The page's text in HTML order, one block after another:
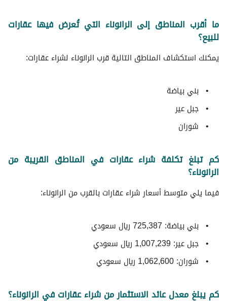
ما أقرب المناطق إلى الرانوناء التي تُعرض فيها عقارات
للبيع؟
يمكنك استكشاف المناطق التالية قرب الرانوناء لشراء عقارات:
بني بياضة
جبل عير
شوران
كم تبلغ تكلفة شراء عقارات في المناطق القريبة من
الرانوناء؟
فيما يلي متوسط ​​أسعار شراء عقارات بالقرب من الرانوناء:
بني بياضة: 725,387 ريال سعودي
جبل عير: 1,007,239 ريال سعودي
شوران: 1,062,600 ريال سعودي
كم يبلغ معدل عائد الاستثمار من شراء عقارات في الرانوناء؟